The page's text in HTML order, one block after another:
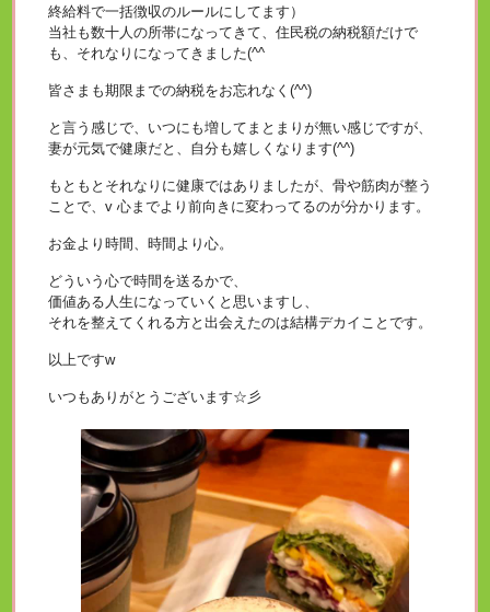
終給料で一括徴収のルールにしてます）
当社も数十人の所帯になってきて、住民税の納税額だけで
も、それなりになってきました(^^ゞ
皆さまも期限までの納税をお忘れなく(^^)
と言う感じで、いつにも増してまとまりが無い感じですが、
妻が元気で健康だと、自分も嬉しくなります(^^)
もともとそれなりに健康ではありましたが、骨や筋肉が整う
ことで、v 心までより前向きに変わってるのが分かります。
お金より時間、時間より心。
どういう心で時間を送るかで、
価値ある人生になっていくと思いますし、
それを整えてくれる方と出会えたのは結構デカイことです。
以上ですw
いつもありがとうございます☆彡